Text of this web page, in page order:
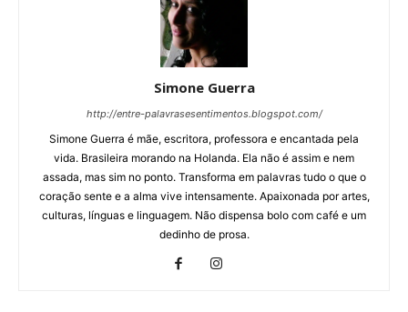
Simone Guerra
http://entre-palavrasesentimentos.blogspot.com/
Simone Guerra é mãe, escritora, professora e encantada pela
vida. Brasileira morando na Holanda. Ela não é assim e nem
assada, mas sim no ponto. Transforma em palavras tudo o que o
coração sente e a alma vive intensamente. Apaixonada por artes,
culturas, línguas e linguagem. Não dispensa bolo com café e um
dedinho de prosa.